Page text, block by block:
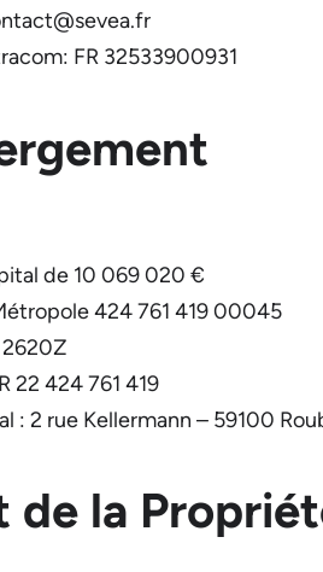
FR 32533900931
de 10 069 020 €
424 761 419 00045
2620Z
22 424 761 419
: 2 rue Kellermann – 59100
de la